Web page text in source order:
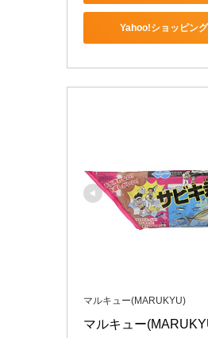
Yahoo!ショッピン
マルキュー(MARUKYU)
マルキュー